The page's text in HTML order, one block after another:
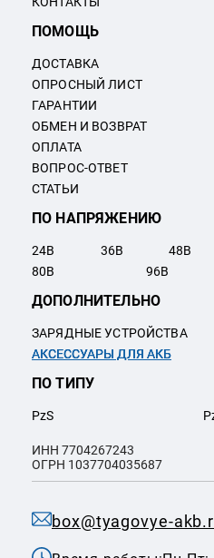
box@tyagovye-
ПОМОЩЬ
ДОСТАВКА
ОПРОСНЫЙ ЛИСТ
ГАРАНТИИ
ОБМЕН И ВОЗВРАТ
ОПЛАТА
ВОПРОС-ОТВЕТ
СТАТЬИ
ПО НАПРЯЖЕНИЮ
24В 36В 48В
80В 96В
ПО ТИПУ
PzS
ДОПОЛНИТЕЛЬНО
ЗАРЯДНЫЕ УСТРОЙСТВА
АКСЕССУАРЫ ДЛЯ АКБ
ИНН 7704267243
ОГРН 1037704035687